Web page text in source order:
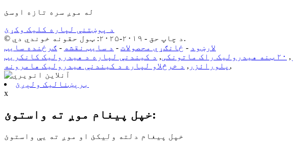
له موږ سره تازه اوسئ
د پوښتنې لپاره کلیک وکړئ
© د چاپ حق - ۲۰۱۹-۲۰۲۵: ټول حقونه خوندي دي.
لارښود - ځانګړي محصولات - د سایټ نقشه - ګرځنده سایټ
, ۲۰ ټنه هیدرولیک راک ماتونکی , د کیندنې لپاره د هیدرولیک کانکریټ
پلورائزر , د خرڅلاو لپاره د کیندنې هیدرولیک هامرونه ,
برېښنالیک ولېږئ
x
خپل پیغام موږ ته واستوئ:
خپل پیغام دلته ولیکئ او موږ ته یې واستوئ